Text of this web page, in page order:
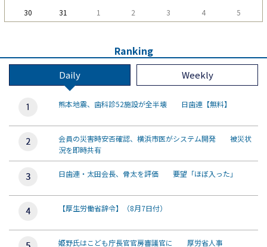
30
31 1 2 3 4 5
Ranking
Daily Weekly
熊本地震、歯科診52施設が全半壊 日歯連【無料】
会員の災害時安否確認、横浜市医がシステム開発 被災状
況を即時共有
日歯連・太田会長、骨太を評価 要望「ほぼ入った」
【厚生労働省辞令】（8月7日付）
姫野氏はこども庁長官官房審議官に 厚労省人事